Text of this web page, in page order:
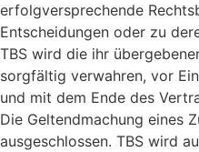
erfolgver­sprechende
Entscheidungen oder zu
TBS wird die ihr
sorgfältig verwahren, vor
und mit dem Ende des
Die Geltendmachung eines
ausgeschlossen. TBS wird